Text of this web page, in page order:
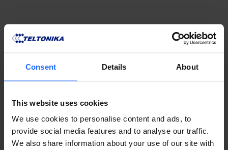
Consent Details About
This website uses cookies
We use cookies to personalise content and ads, to
provide social media features and to analyse our traffic.
We also share information about your use of our site with
¿LE GUSTO ESTA HISTORIA?
¿TIENES UNA PREGUNTA?
¡Estamos aquí para ayudar!